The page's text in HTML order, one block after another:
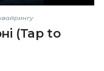
(Tap to